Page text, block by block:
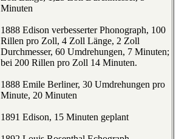
Minuten
1888 Edison verbesserter Phonograph, 100
Rillen pro Zoll, 4 Zoll Länge, 2 Zoll
Durchmesser, 60 Umdrehungen, 7 Minuten;
bei 200 Rillen pro Zoll 14 Minuten.
1888 Emile Berliner, 30 Umdrehungen pro
Minute, 20 Minuten
1891 Edison, 15 Minuten geplant